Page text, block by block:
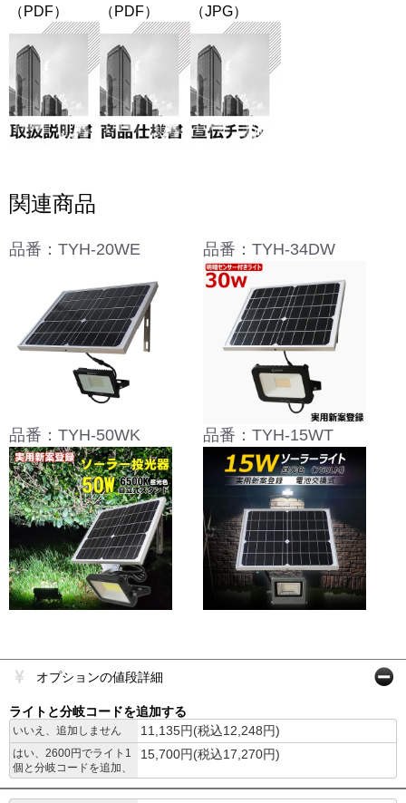
（PDF）
（PDF）
（JPG）
関連商品
品番：TYH-20WE 品番：TYH-34DW
品番：TYH-50WK 品番：TYH-15WT
オプションの値段詳細
ライトと分岐コードを追加する
いいえ、追加しません 11,135円(税込12,248円)
はい、2600円でライト1
個と分岐コードを追加、
15,700円(税込17,270円)